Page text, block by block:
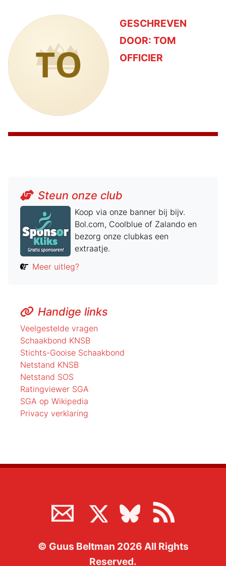
TO
GESCHREVEN
DOOR: TOM
OFFICIER
Steun onze club
Koop via onze banner bij bijv.
Bol.com, Coolblue of Zalando en
bezorg onze clubkas een
extraatje.
Meer uitleg?
Handige links
Veelgestelde vragen
Schaakbond KNSB
Stichts-Gooise Schaakbond
Netstand KNSB
Netstand SOS
Ratingviewer SGA
SGA op Wikipedia
Privacy verklaring
© Guus Beltman 2026 All Rights
Reserved.